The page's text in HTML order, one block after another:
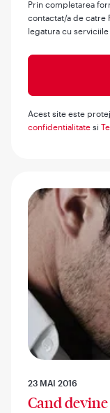
Prin completarea
contactat/a de catre
legatura cu
Acest site este
confidentialitate si
23 MAI 2016
Cand